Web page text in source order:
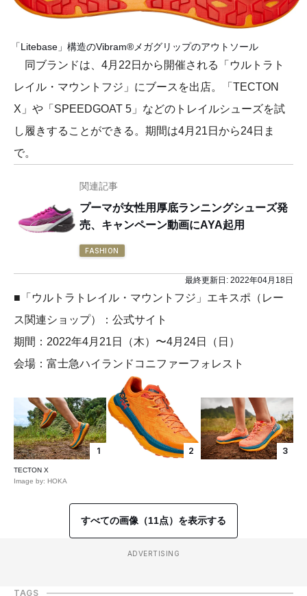
「Litebase」構造のVibram®️メガグリップのアウトソール
同ブランドは、4月22日から開催される「ウルトラト
レイル・マウントフジ」にブースを出店。「TECTON
X」や「SPEEDGOAT 5」などのトレイルシューズを試
し履きすることができる。期間は4月21日から24日ま
で。
関連記事
プーマが女性用厚底ランニングシューズ発
売、キャンペーン動画にAYA起用
FASHION
最終更新日: 2022年04月18日
■「ウルトラトレイル・マウントフジ」エキスポ（レー
ス関連ショップ）：公式サイト
期間：2022年4月21日（木）〜4月24日（日）
会場：富士急ハイランドコニファーフォレスト
1
TECTON X
Image by: HOKA
2 3
すべての画像（11点）を表示する
ADVERTISING
TAGS